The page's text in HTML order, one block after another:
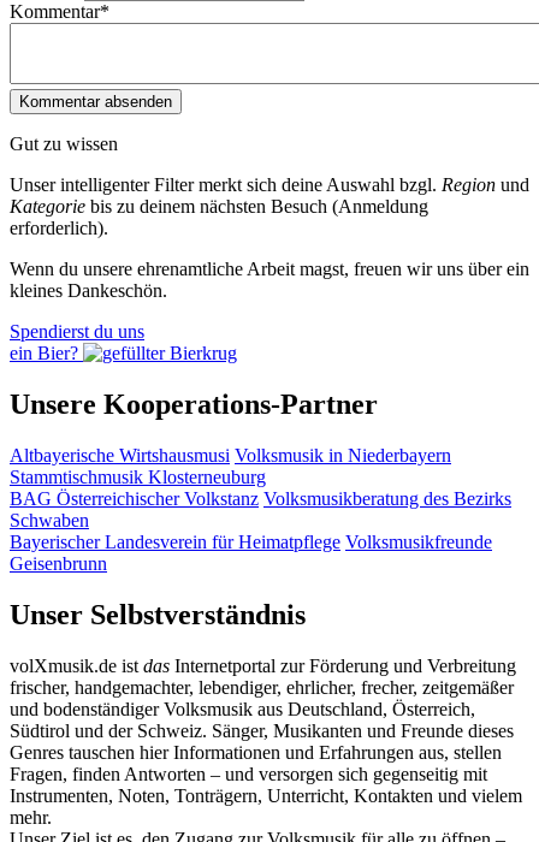
Kommentar*
Gut zu wissen
Unser intelligenter Filter merkt sich deine Auswahl bzgl. Region und
Kategorie bis zu deinem nächsten Besuch (Anmeldung
erforderlich).
Wenn du unsere ehrenamtliche Arbeit magst, freuen wir uns über ein
kleines Dankeschön.
Spendierst du uns
ein Bier?
Unsere Kooperations-Partner
Altbayerische Wirtshausmusi Volksmusik in Niederbayern
Stammtischmusik Klosterneuburg
BAG Österreichischer Volkstanz Volksmusikberatung des Bezirks
Schwaben
Bayerischer Landesverein für Heimatpflege Volksmusikfreunde
Geisenbrunn
Unser Selbstverständnis
volXmusik.de ist das Internetportal zur Förderung und Verbreitung
frischer, handgemachter, lebendiger, ehrlicher, frecher, zeitgemäßer
und bodenständiger Volksmusik aus Deutschland, Österreich,
Südtirol und der Schweiz. Sänger, Musikanten und Freunde dieses
Genres tauschen hier Informationen und Erfahrungen aus, stellen
Fragen, finden Antworten – und versorgen sich gegenseitig mit
Instrumenten, Noten, Tonträgern, Unterricht, Kontakten und vielem
mehr.